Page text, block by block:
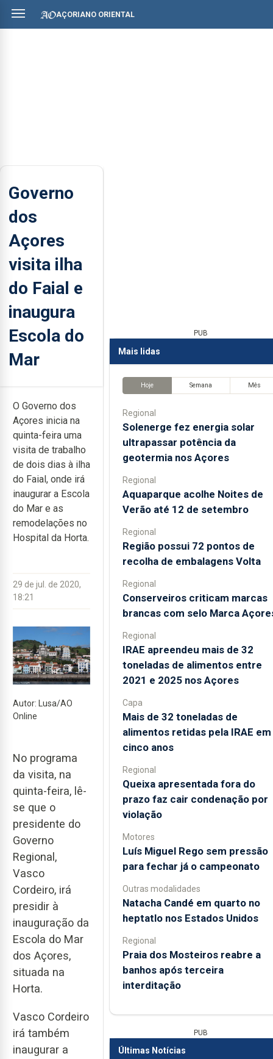
AÇORIANO ORIENTAL
Governo
dos
Açores
visita ilha
do Faial e
inaugura
Escola do
Mar
O Governo dos
Açores inicia na
quinta-feira uma
visita de trabalho
de dois dias à ilha
do Faial, onde irá
inaugurar a Escola
do Mar e as
remodelações no
Hospital da Horta.
29 de jul. de 2020,
18:21
Autor: Lusa/AO
Online
No programa
da visita, na
quinta-feira, lê-
se que o
presidente do
Governo
Regional,
Vasco
Cordeiro, irá
presidir à
inauguração da
Escola do Mar
dos Açores,
situada na
Horta.
Vasco Cordeiro
irá também
inaugurar a
PUB
Mais lidas
Hoje Semana Mês
Regional
Solenerge fez energia solar
ultrapassar potência da
geotermia nos Açores
Regional
Aquaparque acolhe Noites de
Verão até 12 de setembro
Regional
Região possui 72 pontos de
recolha de embalagens Volta
Regional
Conserveiros criticam marcas
brancas com selo Marca
Regional
IRAE apreendeu mais de 32
toneladas de alimentos entre
2021 e 2025 nos Açores
Capa
Mais de 32 toneladas de
alimentos retidas pela IRAE em
cinco anos
Regional
Queixa apresentada fora do
prazo faz cair condenação por
violação
Motores
Luís Miguel Rego sem pressão
para fechar já o campeonato
Outras modalidades
Natacha Candé em quarto no
heptatlo nos Estados Unidos
Regional
Praia dos Mosteiros reabre a
banhos após terceira
interditação
PUB
Últimas Notícias